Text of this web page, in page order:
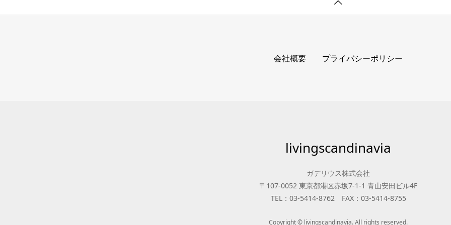
会社概要 プライバシーポリシー
livingscandinavia
ガデリウス株式会社
〒107-0052 東京都港区赤坂7-1-1 青山安田ビル4F
TEL：03-5414-8762 FAX：03-5414-8755
Copyright © livingscandinavia. All rights reserved.